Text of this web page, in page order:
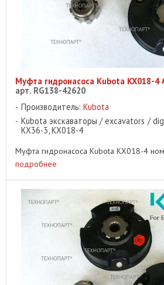
Муфта гидронасоса Kubota KX018-4
арт. RG138-42620
Производитель: Kubota
Kubota экскаваторы / excavators /
KX36-3, KX018-4
Муфта гидронасоса Kubota KX018-4
подробнее